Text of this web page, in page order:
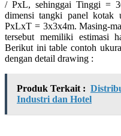
/ PxL, sehinggai Tinggi =
dimensi tangki panel kotak
PxLxT = 3x3x4m. Masing-
tersebut memiliki estimasi
Berikut ini table contoh
dengan detail drawing :
Produk Terkait :
Industri dan Hotel